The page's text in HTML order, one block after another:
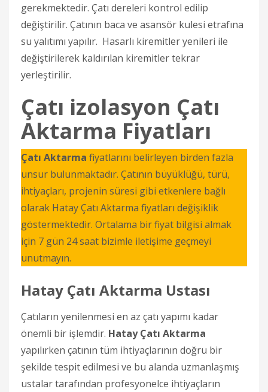
gerekmektedir. Çatı dereleri kontrol edilip
değiştirilir. Çatının baca ve asansör kulesi etrafına
su yalıtımı yapılır. Hasarlı kiremitler yenileri ile
değiştirilerek kaldırılan kiremitler tekrar
yerleştirilir.
Çatı izolasyon Çatı
Aktarma Fiyatları
Çatı Aktarma fiyatlarını belirleyen birden fazla
unsur bulunmaktadır. Çatının büyüklüğü, türü,
ihtiyaçları, projenin süresi gibi etkenlere bağlı
olarak Hatay Çatı Aktarma fiyatları değişiklik
göstermektedir. Ortalama bir fiyat bilgisi almak
için 7 gün 24 saat bizimle iletişime geçmeyi
unutmayın.
Hatay Çatı Aktarma Ustası
Çatıların yenilenmesi en az çatı yapımı kadar
önemli bir işlemdir. Hatay Çatı Aktarma
yapılırken çatının tüm ihtiyaçlarının doğru bir
şekilde tespit edilmesi ve bu alanda uzmanlaşmış
ustalar tarafından profesyonelce ihtiyaçların